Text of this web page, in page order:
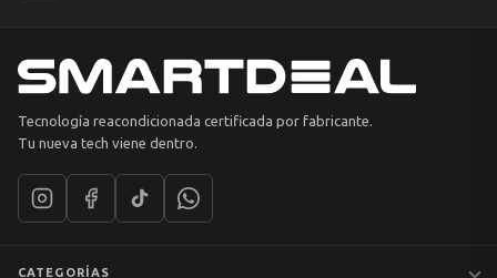
Tecnología reacondicionada certificada por fabricante.
Tu nueva tech viene dentro.
CATEGORÍAS